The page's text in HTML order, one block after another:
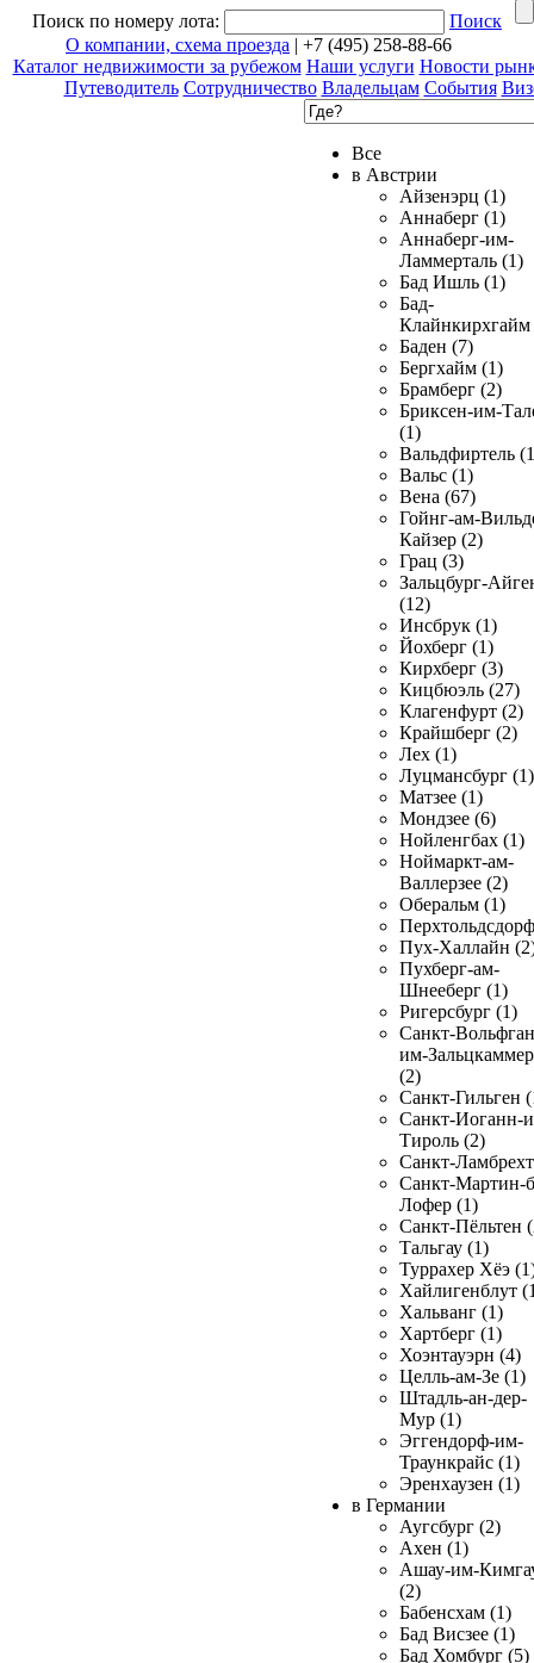
Поиск по номеру лота:
Поиск
О компании, схема проезда | +7 (495) 258-88-66
Каталог недвижимости за рубежом Наши услуги Новости
Путеводитель Сотрудничество Владельцам События
Все
в Австрии
Айзенэрц (1)
Аннаберг (1)
Аннаберг-им-
Ламмерталь (1)
Бад Ишль (1)
Бад-
Клайнкирхгайм
Баден (7)
Бергхайм (1)
Брамберг (2)
Бриксен-им-
(1)
Вальдфиртель
Вальс (1)
Вена (67)
Гойнг-ам-
Кайзер (2)
Грац (3)
Зальцбург-
(12)
Инсбрук (1)
Йохберг (1)
Кирхберг (3)
Кицбюэль (27)
Клагенфурт (2)
Крайшберг (2)
Лех (1)
Луцмансбург (1)
Матзее (1)
Мондзее (6)
Нойленгбах (1)
Ноймаркт-ам-
Валлерзее (2)
Оберальм (1)
Пух-Халлайн
Пухберг-ам-
Шнееберг (1)
Ригерсбург (1)
Санкт-
им-
(2)
Санкт-Гильген
Санкт-Иоганн-
Тироль (2)
Санкт-
Санкт-Мартин-
Лофер (1)
Санкт-Пёльтен
Тальгау (1)
Туррахер Хёэ
Хайлигенблут
Хальванг (1)
Хартберг (1)
Хоэнтауэрн (4)
Целль-ам-Зе (1)
Штадль-ан-дер-
Мур (1)
Эггендорф-им-
Траункрайс (1)
Эренхаузен (1)
в Германии
Аугсбург (2)
Ахен (1)
Ашау-им-
(2)
Бабенсхам (1)
Бад Висзее (1)
Бад Хомбург (5)